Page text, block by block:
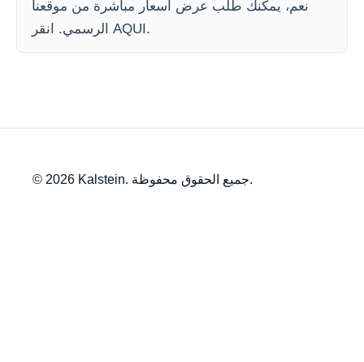
نعم، يمكنك طلب عرض أسعار مباشرة من موقعنا
الرسمي. انقر AQUI.
© 2026 Kalstein. جميع الحقوق محفوظة.